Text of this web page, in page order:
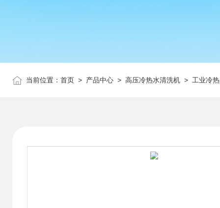
当前位置： 首页 > 产品中心 > 高压冷热水清洗机 > 工业冷